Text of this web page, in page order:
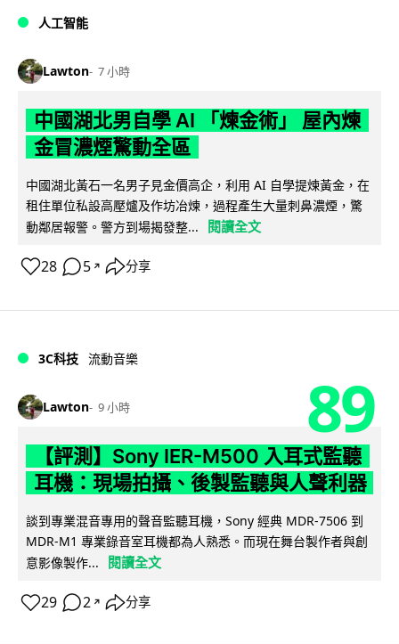
人工智能
Lawton 7 小時
中國湖北男自學 AI 「煉金術」 屋內煉
金冒濃煙驚動全區
中國湖北黃石一名男子見金價高企，利用 AI 自學提煉黃金，在
租住單位私設高壓爐及作坊冶煉，過程產生大量刺鼻濃煙，驚
動鄰居報警。警方到場揭發整...
閱讀全文
28 5 ↗ 分享
3C科技 流動音樂
Lawton 9 小時 89
【評測】Sony IER-M500 入耳式監聽
耳機：現場拍攝、後製監聽與人聲利器
談到專業混音專用的聲音監聽耳機，Sony 經典 MDR-7506 到
MDR-M1 專業錄音室耳機都為人熟悉。而現在舞台製作者與創
意影像製作...
閱讀全文
29 2 ↗ 分享